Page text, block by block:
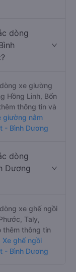
dòng
xe giường
Hồng Linh, Bốn
thông tin và
giường nằm
- Bình Dương
dòng
Dương
xe ghế ngồi
Taly,
thêm thông tin
Xe ghế ngồi
- Bình Dương